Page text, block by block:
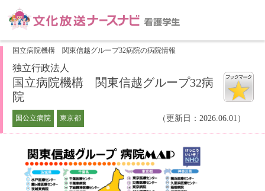
国立病院機構 関東信越グループ32病院の病院情報
独立行政法人
国立病院機構 関東信越グループ32病
院
国公立病院 東京都 （更新日：2026.06.01）